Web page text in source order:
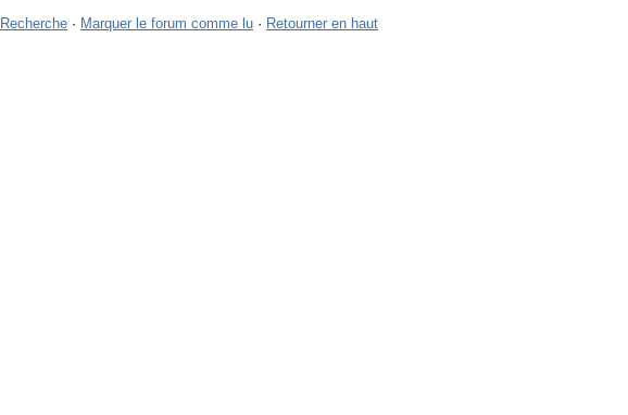
Recherche · Marquer le forum comme lu · Retourner en haut